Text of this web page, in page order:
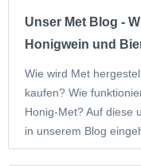
Unser Met Blog -
Honigwein und
Wie wird Met
kaufen? Wie
Honig-Met? Auf diese
in unserem Blog